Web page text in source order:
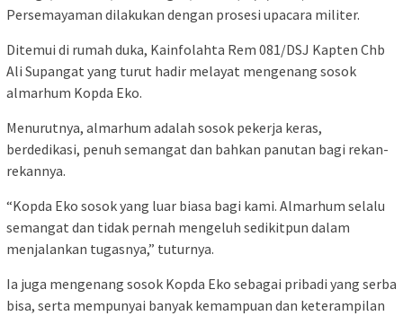
Persemayaman dilakukan dengan prosesi upacara militer.
Ditemui di rumah duka, Kainfolahta Rem 081/DSJ Kapten Chb
Ali Supangat yang turut hadir melayat mengenang sosok
almarhum Kopda Eko.
Menurutnya, almarhum adalah sosok pekerja keras,
berdedikasi, penuh semangat dan bahkan panutan bagi rekan-
rekannya.
“Kopda Eko sosok yang luar biasa bagi kami. Almarhum selalu
semangat dan tidak pernah mengeluh sedikitpun dalam
menjalankan tugasnya,” tuturnya.
Ia juga mengenang sosok Kopda Eko sebagai pribadi yang serba
bisa, serta mempunyai banyak kemampuan dan keterampilan